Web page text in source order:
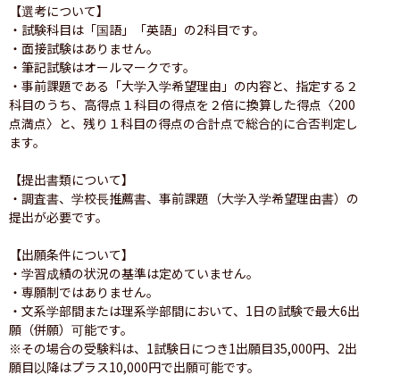
【選考について】
・試験科目は「国語」「英語」の2科目です。
・面接試験はありません。
・筆記試験はオールマークです。
・事前課題である「大学入学希望理由」の内容と、指定する２
科目のうち、高得点１科目の得点を２倍に換算した得点〈200
点満点〉と、残り１科目の得点の合計点で総合的に合否判定し
ます。
【提出書類について】
・調査書、学校長推薦書、事前課題（大学入学希望理由書）の
提出が必要です。
【出願条件について】
・学習成績の状況の基準は定めていません。
・専願制ではありません。
・文系学部間または理系学部間において、1日の試験で最大6出
願（併願）可能です。
※その場合の受験料は、1試験日につき1出願目35,000円、2出
願目以降はプラス10,000円で出願可能です。